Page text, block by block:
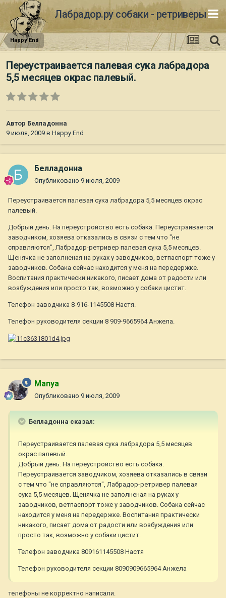
Лабрадор.ру собаки - ретриверы
Happy End
Переустраивается палевая сука лабрадора
5,5 месяцев окрас палевый.
Автор Белладонна
9 июля, 2009 в Happy End
Белладонна
Опубликовано 9 июля, 2009
Переустраивается палевая сука лабрадора 5,5 месяцев окрас
палевый.
Добрый день. На переустройство есть собака. Переустраивается
заводчиком, хозяева отказались в связи с тем что "не
справляются", Лабрадор-ретривер палевая сука 5,5 месяцев.
Щенячка не заполненая на руках у заводчиков, ветпаспорт тоже у
заводчиков. Собака сейчас находится у меня на передержке.
Воспитания практически никакого, писает дома от радости или
возбуждения или просто так, возможно у собаки цистит.
Телефон заводчика 8-916-1145508 Настя.
Телефон руководителя секции 8 909-9665964 Анжела.
Manya
Опубликовано 9 июля, 2009
Белладонна сказал:
Переустраивается палевая сука лабрадора 5,5 месяцев
окрас палевый.
Добрый день. На переустройство есть собака.
Переустраивается заводчиком, хозяева отказались в связи
с тем что "не справляются", Лабрадор-ретривер палевая
сука 5,5 месяцев. Щенячка не заполненая на руках у
заводчиков, ветпаспорт тоже у заводчиков. Собака сейчас
находится у меня на передержке. Воспитания практически
никакого, писает дома от радости или возбуждения или
просто так, возможно у собаки цистит.
Телефон заводчика 809161145508 Настя
Телефон руководителя секции 8090909665964 Анжела
телефоны не корректно написали.